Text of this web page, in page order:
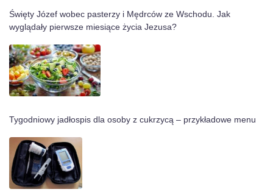
Święty Józef wobec pasterzy i Mędrców ze Wschodu. Jak
wyglądały pierwsze miesiące życia Jezusa?
Tygodniowy jadłospis dla osoby z cukrzycą – przykładowe menu